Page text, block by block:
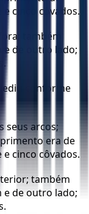
cinco côvados.
também
e de outro lado;
conforme
seus arcos;
era de
cinco côvados.
também
e de outro lado;